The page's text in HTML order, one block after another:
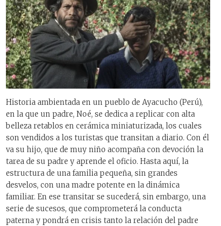
Historia ambientada en un pueblo de Ayacucho (Perú),
en la que un padre, Noé, se dedica a replicar con alta
belleza retablos en cerámica miniaturizada, los cuales
son vendidos a los turistas que transitan a diario. Con él
va su hijo, que de muy niño acompaña con devoción la
tarea de su padre y aprende el oficio. Hasta aquí, la
estructura de una familia pequeña, sin grandes
desvelos, con una madre potente en la dinámica
familiar. En ese transitar se sucederá, sin embargo, una
serie de sucesos, que comprometerá la conducta
paterna y pondrá en crisis tanto la relación del padre